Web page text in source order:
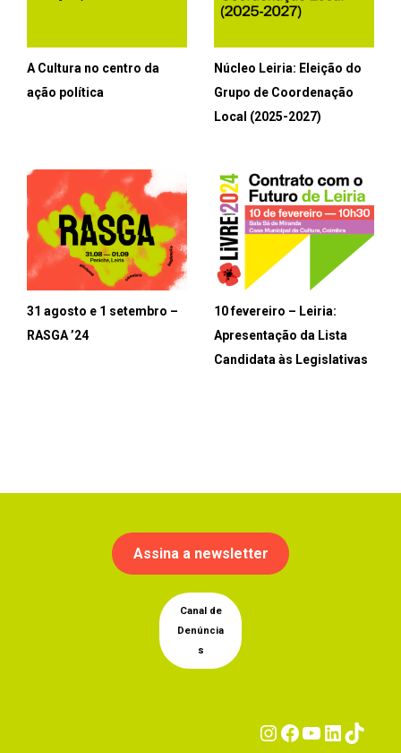
A Cultura no centro da
ação política
Núcleo Leiria: Eleição do
Grupo de Coordenação
Local (2025-2027)
31 agosto e 1 setembro –
RASGA ’24
10 fevereiro – Leiria:
Apresentação da Lista
Candidata às Legislativas
Assina a newsletter
Canal de
Denúncia
s
Instagram
Facebook